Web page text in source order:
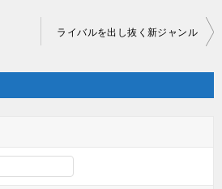
ライバルを出し抜く新ジャンル